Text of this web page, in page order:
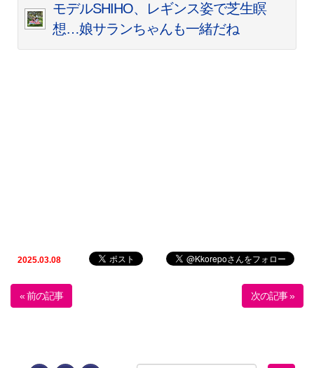
モデルSHIHO、レギンス姿で芝生瞑
想…娘サランちゃんも一緒だね
2025.03.08
« 前の記事 次の記事 »